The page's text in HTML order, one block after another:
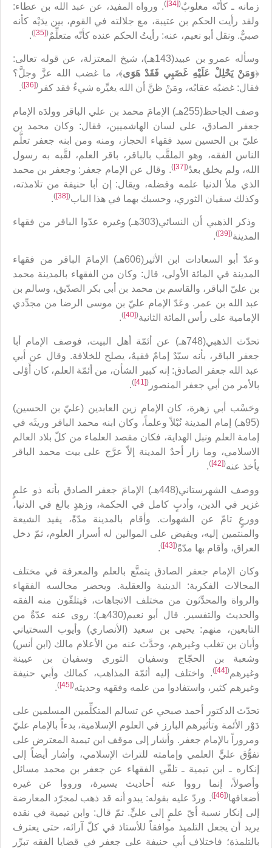
زمانه ـ كأنّه مغلوبٌ(
[34]
). ورواه المفيد، عن عبد الله بن عطاء:
ولقد رأيت الحكم بن عتيبة، مع جلالته في القوم، بين يدَيْه كأنه
صبيٌّ. ونقل أبو نعيم، عنه: رأيتُ الحكم عنده كأنّه متعلِّمٌ(
[35]
)
.
وسأله عمرو بن عبيد(143هـ)، شيخ المعتزلة، عن قوله تعالى:
﴿وَمَنْ يَحْلِلْ عَلَيْهِ غَضَبِي فَقَدْ هَوَى﴾، ما غضب الله عزَّ وجلَّ؟
فقال: غضبُه عقابُه، ومَنْ ظنَّ أن الله يغيِّره شيءٌ فقد كفر (
[36]
)
.
وصف الجاحظ(255هـ) الإمامَ محمد بن علي الباقر وولدَه الإمام
جعفر الصادق، على لسان الهاشميين، فقال: وكان محمد بن
عليّ بن الحسين سيد فقهاء الحجاز، ومنه ومن ابنه جعفر تعلَّم
الناس الفقه، وهو الملقَّب بالباقر، باقر العلم، لقَّبه به رسول
الله، ولم يخلق بعدُ(
[37]
). وقال عن الإمام جعفر: وجعفر بن محمد
الذي ملأ الدنيا علمه وفضله، ويقال: إن أبا حنيفة من تلامذته،
وكذلك سفيان الثوري، وحسبك بهما في هذا الباب(
[38]
)
.
وذكر الذهبي أن النسائي(303هـ) وغيره عدّوا الباقر من فقهاء
المدينة(
[39]
)
.
وعدّ أبو السعادات ابن الأثير(606هـ) الإمامَ الباقر من فقهاء
المدينة في المائة الأولى، قال: وكان من الفقهاء بالمدينة محمد
بن عليّ الباقر، والقاسم بن محمد بن أبي بكر الصدّيق، وسالم بن
عبد الله بن عمر. وعَدّ الإمام عليّ بن موسى الرضا من مجدِّدي
الإمامية على رأس المائة الثانية(
[40]
)
.
تحدّث الذهبي(748هـ) عن أئمّة أهل البيت، فوصف الإمام أبا
جعفر الباقر، بأنه سيّدٌ إمامٌ فقيهٌ، يصلح للخلافة. وقال عن أبي
عبد الله جعفر الصادق: إنه كبير الشأن، من أئمّة العلم، كان أَوْلى
بالأمر من أبي جعفر المنصور (
[41]
)
.
وحَسْب أبي زهرة، كان الإمام زين العابدين (عليّ بن الحسين)
(95هـ) إمام المدينة نُبْلاً وعلماً، وكان ابنه محمد الباقر وريثَه في
إمامة العلم ونبل الهداية، فكان مقصد العلماء من كلّ بلاد العالم
الاسلامي، وما زار أحدٌ المدينة إلاّ عرَّج على بيت محمد الباقر
يأخذ عنه(
[42]
)
.
ووصف الشهرستاني(448هـ) الإمامَ جعفر الصادق بأنه ذو علمٍ
غزير في الدين، وأدبٍ كامل في الحكمة، وزهدٍ بالغ في الدنيا،
وورعٍ تامّ عن الشهوات. وأقام بالمدينة مدّةً، يفيد الشيعة
والمنتمين إليه، ويفيض على الموالين له أسرار العلوم، ثمّ دخل
العراق، وأقام بها مدّةً(
[43]
)
.
وكان الإمام جعفر الصادق يتمتَّع بالعلم والمعرفة في مختلف
المجالات الفكرية: الدينية والعقلية. ويحضر مجالسه الفقهاء
والرواة والمحدِّثون من مختلف الاتجاهات، فيتلقّون منه الفقه
والحديث والتفسير. قال أبو نعيم(430هـ): روى عنه عدّةٌ من
التابعين، منهم: يحيى بن سعيد (الأنصاري) وأيوب السختياني
وأبان بن تغلب وغيرهم، وحدَّث عنه من الأعلام مالك (ابن أنس)
وشعبة بن الحجّاج وسفيان الثوري وسفيان بن عيينة
وغيرهم(
[44]
). واختلف إليه أئمّة المذاهب، كمالك وأبي حنيفة
وغيرهم كثير، واستفادوا من علمه وفقهه وحديثه(
[45]
)
.
تحدّث الدكتور أحمد صبحي عن تسالم المتكلِّمين المسلمين على
دَوْر الأئمة وتأثيرهم البارز في العلوم الإسلامية، بدءاً بالإمام عليّ
ومروراً بالإمام جعفر. وأشار إلى موقف ابن تيمية المعترض على
تفوُّق عليٍّ العلمي وإمامته للتراث الإسلامي، وأشار أيضاً إلى
إنكاره ـ ابن تيمية ـ تلقّي الفقهاء عن جعفر بن محمد مسائل
وأصولاً، إنما رووا عنه أحاديث يسيرة، ورووا عن غيره
أضعافها(
[46]
). وردّ عليه بقوله: يبدو أنه قد ذهب لمجرّد المعارضة
إلى إنكار نسبة أيّ علمٍ إلى عليٍّ. ثمّ قال: وابن تيمية في نقده
يريد أن يجعل التلميذ موافقاً للأستاذ في كلّ آرائه، حتى يعترف
بالتلمذة؛ فاختلاف أبي حنيفة على جعفر في قضايا الفقه تبرِّر